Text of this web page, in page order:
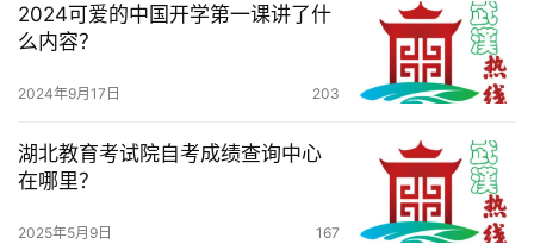
2024可爱的中国开学第一课讲了什
么内容？
2024年9月17日 203
湖北教育考试院自考成绩查询中心
在哪里？
2025年5月9日 167